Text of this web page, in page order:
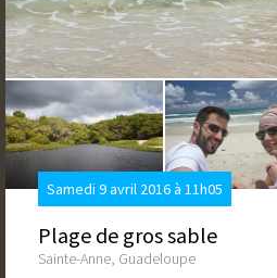
Samedi 9 avril 2016 à 11h05
Plage de gros sable
Sainte-Anne, Guadeloupe